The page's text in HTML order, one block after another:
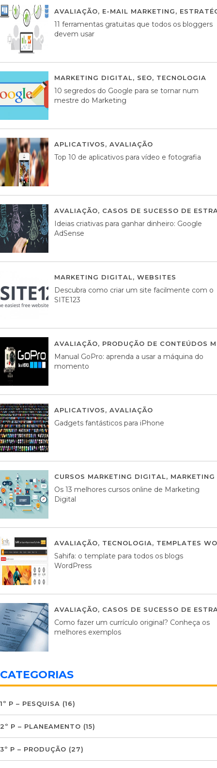
AVALIAÇÃO, E-MAIL MARKETING,
11 ferramentas gratuitas que todos os bloggers
devem usar
MARKETING DIGITAL, SEO, TECNOLOGIA
10 segredos do Google para se tornar num
mestre do Marketing
APLICATIVOS, AVALIAÇÃO
Top 10 de aplicativos para vídeo e fotografia
AVALIAÇÃO, CASOS DE SUCESSO DE
Ideias criativas para ganhar dinheiro: Google
AdSense
MARKETING DIGITAL, WEBSITES
Descubra como criar um site facilmente com o
SITE123
AVALIAÇÃO, PRODUÇÃO DE CONTEÚDOS
Manual GoPro: aprenda a usar a máquina do
momento
APLICATIVOS, AVALIAÇÃO
Gadgets fantásticos para iPhone
CURSOS MARKETING DIGITAL,
Os 13 melhores cursos online de Marketing
Digital
AVALIAÇÃO, TECNOLOGIA, TEMPLATES
Sahifa: o template para todos os blogs
WordPress
AVALIAÇÃO, CASOS DE SUCESSO DE
Como fazer um currículo original? Conheça os
melhores exemplos
CATEGORIAS
1º P – PESQUISA (16)
2º P – PLANEAMENTO (15)
3º P – PRODUÇÃO (27)